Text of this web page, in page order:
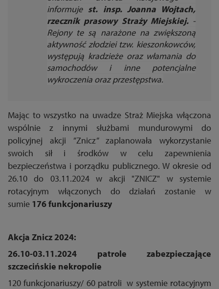
informuje st. insp. Joanna Wojtach,
rzecznik prasowy Straży Miejskiej.-
Rejony te są narażone na zwiększoną
aktywność złodziei tzw. kieszonkowców,
występują kradzieże oraz włamania do
samochodów i inne potencjalne
wykroczenia oraz przestępstwa.
Mając to wszystko na uwadze Straż Miejska włączona
wspólnie z innymi służbami mundurowymi do
policyjnej akcji ”Znicz” zaplanowała wykorzystanie
swoich sił i środków w celu zapewnienia
bezpieczeństwa i porządku publicznego. W okresie od
26.10 do 03.11.2024 w akcji "ZNICZ" w systemie
rotacyjnym włączonych do działań zostanie w
sumie 176 funkcjonariuszy
Akcja Znicz 2024:
26.10-03.11.2024 patrole zabezpieczające
szczecińskie nekropolie
120 funkcjonariuszy/ 60 patroli w systemie rotacyjnym